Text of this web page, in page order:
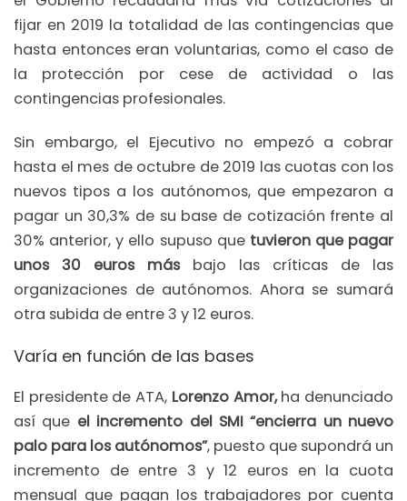
fijar en 2019 la totalidad de las contingencias que
hasta entonces eran voluntarias, como el caso de
la protección por cese de actividad o las
contingencias profesionales.
Sin embargo, el Ejecutivo no empezó a cobrar
hasta el mes de octubre de 2019 las cuotas con los
nuevos tipos a los autónomos, que empezaron a
pagar un 30,3% de su base de cotización frente al
30% anterior, y ello supuso que tuvieron que pagar
unos 30 euros más bajo las críticas de las
organizaciones de autónomos. Ahora se sumará
otra subida de entre 3 y 12 euros.
Varía en función de las bases
El presidente de ATA, Lorenzo Amor,ha denunciado
así que el incremento del SMI “encierra un nuevo
palo para los autónomos”, puesto que supondrá un
incremento de entre 3 y 12 euros en la cuota
mensual que pagan los trabajadores por cuenta